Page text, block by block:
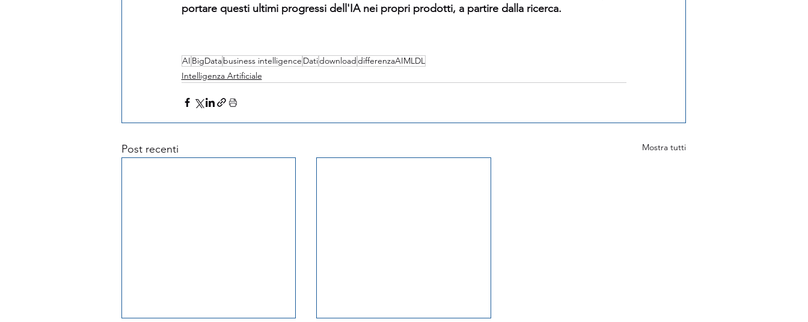
portare questi ultimi progressi dell'IA nei propri prodotti, a partire dalla ricerca.
AI BigDatabusiness intelligence DatidownloaddifferenzaAIMLDL
Intelligenza Artificiale
Post recenti Mostra tutti